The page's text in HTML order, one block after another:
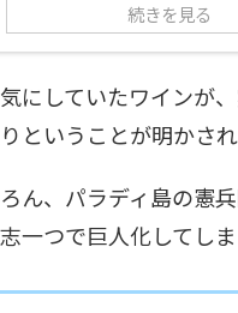
続きを見る
にしていたワインが
ということが明かされ
ん、パラディ島の憲
一つで巨人化してしま